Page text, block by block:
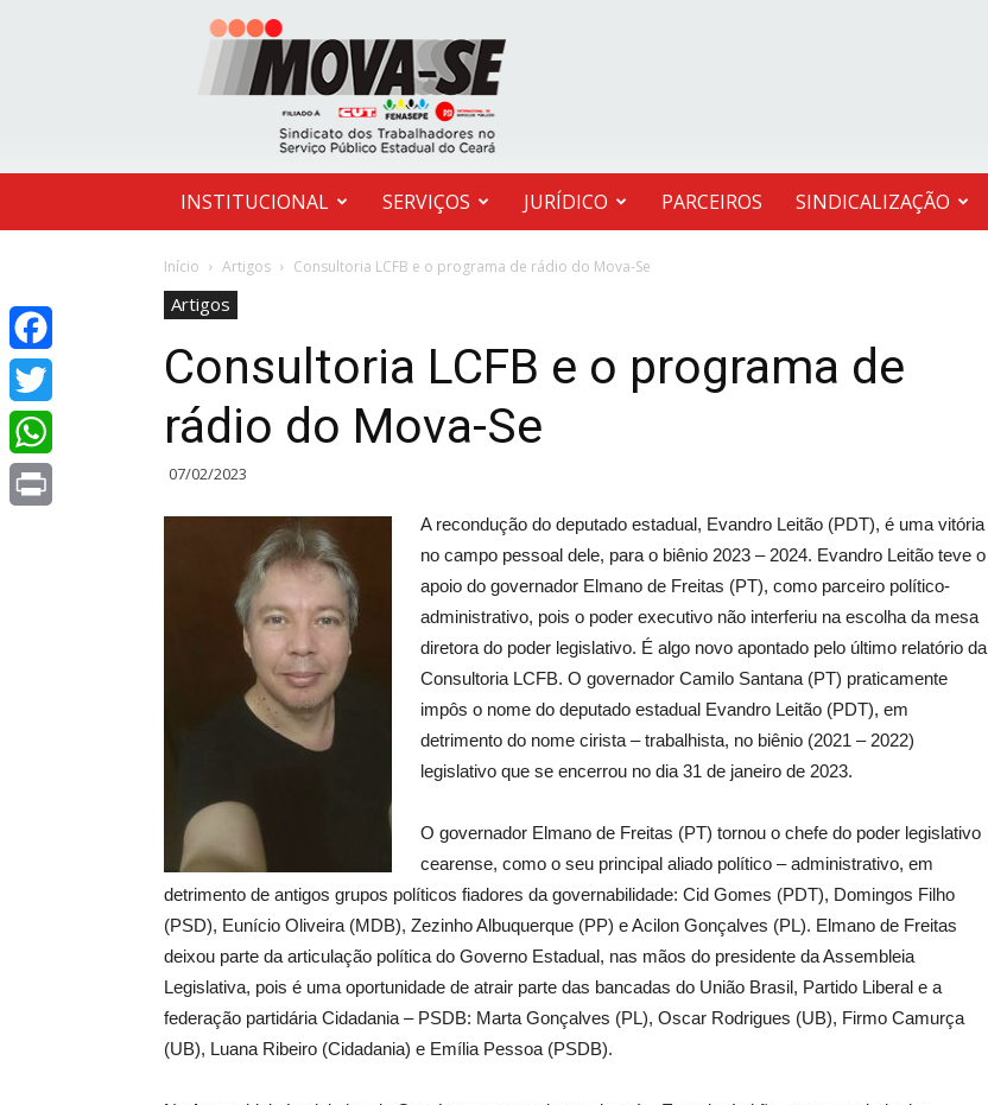
MOVA-
SE
INSTITUCIONAL SERVIÇOS JURÍDICO PARCEIROS SINDICALIZAÇÃO
Início Artigos Consultoria LCFB e o programa de rádio do Mova-Se
Artigos
Consultoria LCFB e o programa de
rádio do Mova-Se
07/02/2023
A recondução do deputado estadual, Evandro Leitão (PDT), é uma vitória
no campo pessoal dele, para o biênio 2023 – 2024. Evandro Leitão teve o
apoio do governador Elmano de Freitas (PT), como parceiro político-
administrativo, pois o poder executivo não interferiu na escolha da mesa
diretora do poder legislativo. É algo novo apontado pelo último relatório da
Consultoria LCFB. O governador Camilo Santana (PT) praticamente
impôs o nome do deputado estadual Evandro Leitão (PDT), em
detrimento do nome cirista – trabalhista, no biênio (2021 – 2022)
legislativo que se encerrou no dia 31 de janeiro de 2023.
O governador Elmano de Freitas (PT) tornou o chefe do poder legislativo
cearense, como o seu principal aliado político – administrativo, em
detrimento de antigos grupos políticos fiadores da governabilidade: Cid Gomes (PDT), Domingos Filho
(PSD), Eunício Oliveira (MDB), Zezinho Albuquerque (PP) e Acilon Gonçalves (PL). Elmano de Freitas
deixou parte da articulação política do Governo Estadual, nas mãos do presidente da Assembleia
Legislativa, pois é uma oportunidade de atrair parte das bancadas do União Brasil, Partido Liberal e a
federação partidária Cidadania – PSDB: Marta Gonçalves (PL), Oscar Rodrigues (UB), Firmo Camurça
(UB), Luana Ribeiro (Cidadania) e Emília Pessoa (PSDB).
Facebook
Twitter
WhatsApp